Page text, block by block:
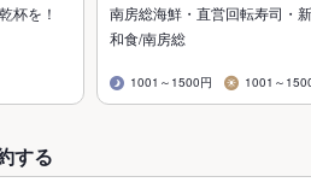
杯を！
南房総海鮮・直営回転寿司・
和食/南房総
1001～1500円 1001～
する